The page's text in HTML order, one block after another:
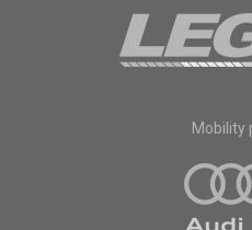
Mobility